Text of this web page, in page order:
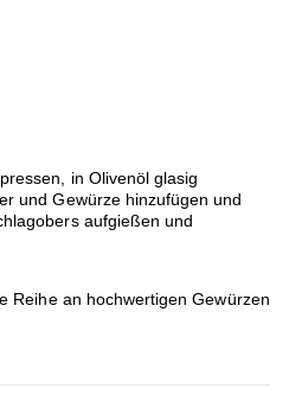
in Olivenöl glasig
und Gewürze hinzufügen und
aufgießen und
Reihe an hochwertigen Gewürzen